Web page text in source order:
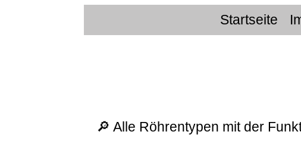
Startseite
🔎 Alle Röhrentypen mit der